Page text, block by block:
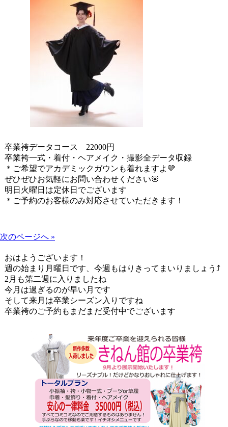
卒業袴データコース 22000円
卒業袴一式・着付・ヘアメイク・撮影全データ収録
＊ご希望でアカデミックガウンも着れますよ💛
ぜひぜひお気軽にお問い合わせください🌸
明日火曜日は定休日でございます
＊ご予約のお客様のみ対応させていただきます！
次のページへ »
おはようございます！
週の始まり月曜日です、今週もはりきってまいりましょう⤴
2月も第二週に入りましたね
今月は過ぎるのが早い月です
そして来月は卒業シーズン入りですね
卒業袴のご予約もまだまだ受付中でございます